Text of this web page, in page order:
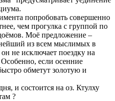
попробовать совершенно
чем прогулка с группой по
Моё предложение –
из всем мыслимых в
не исключает поездку на
если осенние
обметут золотую и
и состоится на оз. Ктулху
?